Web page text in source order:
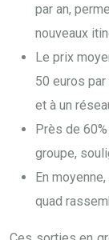
par an,
nouveaux
Le prix
50 euros
et à un
Près de
groupe,
En
quad